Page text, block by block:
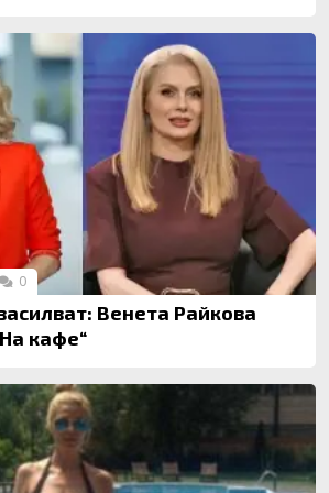
Венета Райкова
Гала в „На кафе“
0